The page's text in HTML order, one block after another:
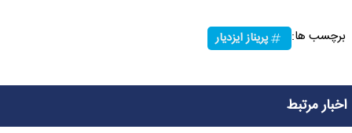
برچسب ها: پریناز ایزدیار
اخبار مرتبط